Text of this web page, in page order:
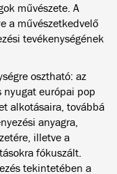
művészete. A
a művészetkedvelő
tevékenységének
osztható: az
európai pop
alkotásaira, továbbá
anyagra,
illetve a
fókuszált.
tekintetében a